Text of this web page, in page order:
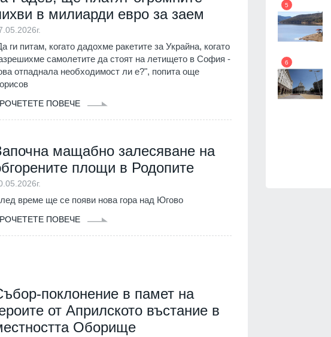
в милиарди евро за заем
ги питам, когато дадохме ракетите за Украйна, когато
самолетите да стоят на летището в София -
отпаднала необходимост ли е?", попита още
ПОВЕЧЕ
мащабно залесяване на
площи в Родопите
време ще се появи нова гора над Югово
ПОВЕЧЕ
поклонение в памет на
от Априлското въстание в
Оборище
Богородичният
днес
01.08.2026г.
Горна
три години
Видин 06.08.2026г.
Министърът на енергетиката ще
проведе във вторник работно
посещение в АЕЦ "Козлодуй"
18
Русе 03.08.2026г.
5
6